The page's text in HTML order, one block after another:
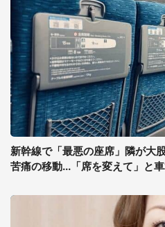
新幹線で「最悪の座席」隣が大
苦痛の移動...「席を変えて」と